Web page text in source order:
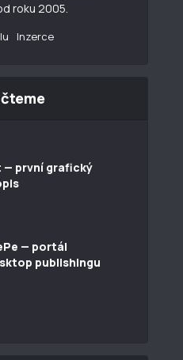
roku 2005.
Inzerce
— první grafický
— portál
publishingu